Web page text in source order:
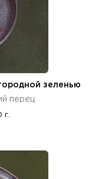
зеленью
перец
г.